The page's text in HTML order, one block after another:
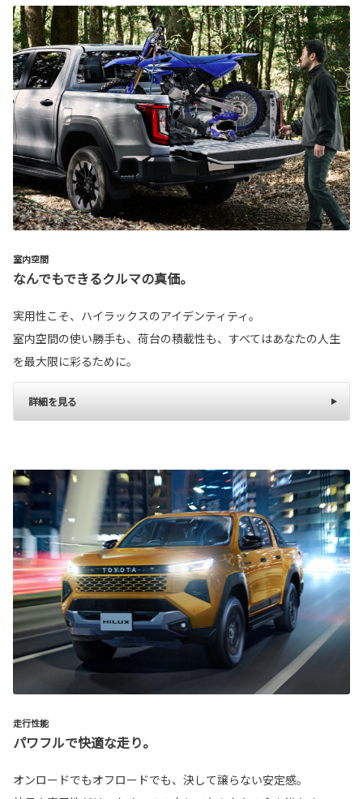
室内空間
なんでもできるクルマの真価。
実用性こそ、ハイラックスのアイデンティティ。
室内空間の使い勝手も、荷台の積載性も、すべてはあなたの人生
を最大限に彩るために。
詳細を見る
走行性能
パワフルで快適な走り。
オンロードでもオフロードでも、決して譲らない安定感。